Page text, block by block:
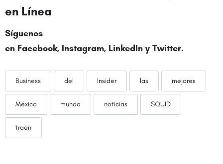
en Línea
Síguenos
en Facebook, Instagram, LinkedIn y Twitter.
Business del Insider las mejores
México mundo noticias SQUID
traen